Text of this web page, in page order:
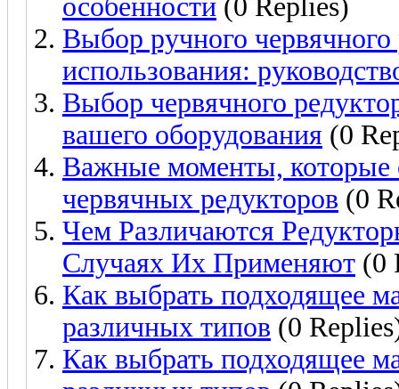
особенности (0 Replies)
Выбор ручного
использования:
Выбор червячного
вашего оборудования (0
Важные моменты, которые
червячных редукторов (0
Чем Различаются
Случаях Их Применяют (0
Как выбрать подходящее
различных типов (0
Как выбрать подходящее